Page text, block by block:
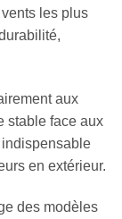
les plus
aux
stable face aux
indispensable
en extérieur.
des modèles